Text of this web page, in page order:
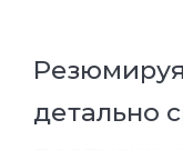
детально